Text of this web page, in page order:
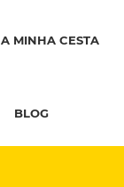
A MINHA CESTA
BLOG